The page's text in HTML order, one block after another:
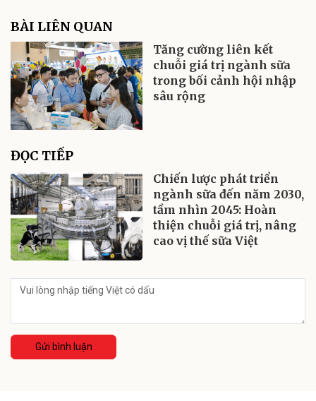
BÀI LIÊN QUAN
Tăng cường liên kết
chuỗi giá trị ngành sữa
trong bối cảnh hội nhập
sâu rộng
ĐỌC TIẾP
Chiến lược phát triển
ngành sữa đến năm 2030,
tầm nhìn 2045: Hoàn
thiện chuỗi giá trị, nâng
cao vị thế sữa Việt
Gửi bình luận